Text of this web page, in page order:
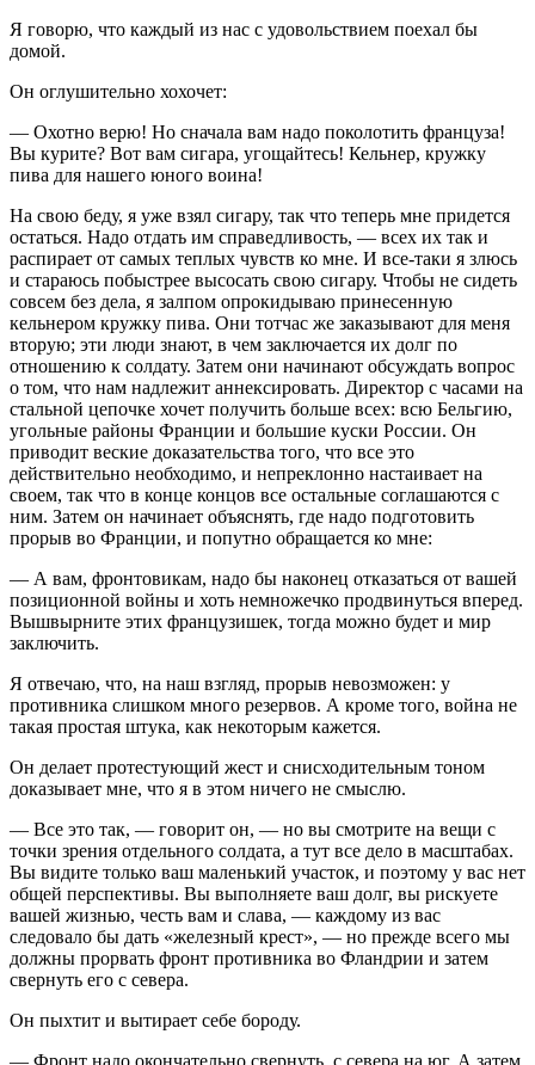
Я говорю, что каждый из нас с удовольствием поехал бы
домой.
Он оглушительно хохочет:
— Охотно верю! Но сначала вам надо поколотить француза!
Вы курите? Вот вам сигара, угощайтесь! Кельнер, кружку
пива для нашего юного воина!
На свою беду, я уже взял сигару, так что теперь мне придется
остаться. Надо отдать им справедливость, — всех их так и
распирает от самых теплых чувств ко мне. И все-таки я злюсь
и стараюсь побыстрее высосать свою сигару. Чтобы не сидеть
совсем без дела, я залпом опрокидываю принесенную
кельнером кружку пива. Они тотчас же заказывают для меня
вторую; эти люди знают, в чем заключается их долг по
отношению к солдату. Затем они начинают обсуждать вопрос
о том, что нам надлежит аннексировать. Директор с часами на
стальной цепочке хочет получить больше всех: всю Бельгию,
угольные районы Франции и большие куски России. Он
приводит веские доказательства того, что все это
действительно необходимо, и непреклонно настаивает на
своем, так что в конце концов все остальные соглашаются с
ним. Затем он начинает объяснять, где надо подготовить
прорыв во Франции, и попутно обращается ко мне:
— А вам, фронтовикам, надо бы наконец отказаться от вашей
позиционной войны и хоть немножечко продвинуться вперед.
Вышвырните этих французишек, тогда можно будет и мир
заключить.
Я отвечаю, что, на наш взгляд, прорыв невозможен: у
противника слишком много резервов. А кроме того, война не
такая простая штука, как некоторым кажется.
Он делает протестующий жест и снисходительным тоном
доказывает мне, что я в этом ничего не смыслю.
— Все это так, — говорит он, — но вы смотрите на вещи с
точки зрения отдельного солдата, а тут все дело в масштабах.
Вы видите только ваш маленький участок, и поэтому у вас нет
общей перспективы. Вы выполняете ваш долг, вы рискуете
вашей жизнью, честь вам и слава, — каждому из вас
следовало бы дать «железный крест», — но прежде всего мы
должны прорвать фронт противника во Фландрии и затем
свернуть его с севера.
Он пыхтит и вытирает себе бороду.
— Фронт надо окончательно свернуть, с севера на юг. А затем